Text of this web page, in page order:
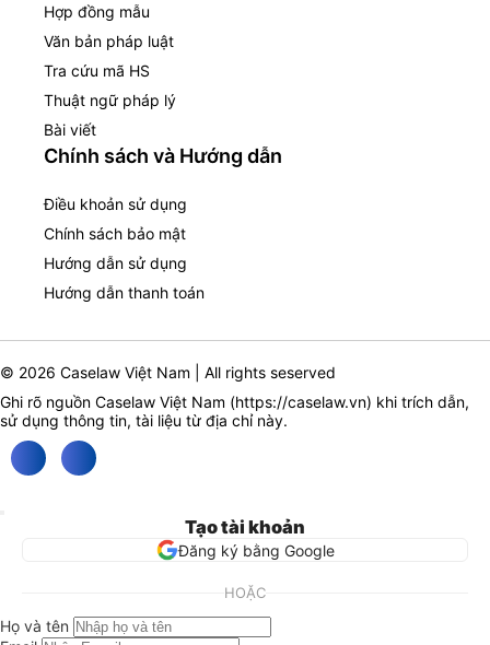
Hợp đồng mẫu
Văn bản pháp luật
Tra cứu mã HS
Thuật ngữ pháp lý
Bài viết
Chính sách và Hướng dẫn
Điều khoản sử dụng
Chính sách bảo mật
Hướng dẫn sử dụng
Hướng dẫn thanh toán
© 2026 Caselaw Việt Nam | All rights seserved
Ghi rõ nguồn Caselaw Việt Nam (https://caselaw.vn) khi trích dẫn,
sử dụng thông tin, tài liệu từ địa chỉ này.
Tạo tài khoản
Đăng ký bằng Google
HOẶC
Họ và tên